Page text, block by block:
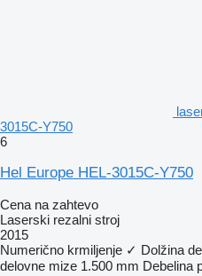
3015C-Y750
6
Hel Europe HEL-3015C-Y750
Cena na zahtevo
Laserski rezalni stroj
2015
Numerično krmiljenje ✓ Dolžina
delovne mize 1.500 mm Debelina